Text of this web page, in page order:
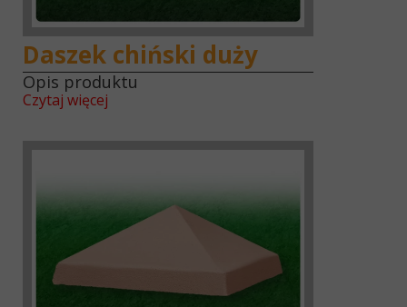
Daszek chiński duży
Opis produktu
Czytaj więcej